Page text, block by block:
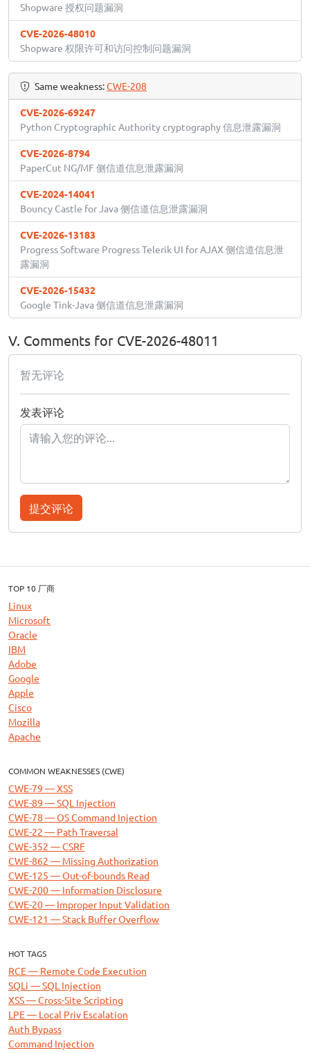
Shopware 授权问题漏洞
CVE-2026-48010
Shopware 权限许可和访问控制问题漏洞
Same weakness:CWE-208
CVE-2026-69247
Python Cryptographic Authority cryptography 信息泄露漏洞
CVE-2026-8794
PaperCut NG/MF 侧信道信息泄露漏洞
CVE-2024-14041
Bouncy Castle for Java 侧信道信息泄露漏洞
CVE-2026-13183
Progress Software Progress Telerik UI for AJAX 侧信道信息泄
露漏洞
CVE-2026-15432
Google Tink-Java 侧信道信息泄露漏洞
V. Comments for CVE-2026-48011
暂无评论
发表评论
提交评论
TOP 10 厂商
Linux
Microsoft
Oracle
IBM
Adobe
Google
Apple
Cisco
Mozilla
Apache
COMMON WEAKNESSES (CWE)
CWE-79 — XSS
CWE-89 — SQL Injection
CWE-78 — OS Command Injection
CWE-22 — Path Traversal
CWE-352 — CSRF
CWE-862 — Missing Authorization
CWE-125 — Out-of-bounds Read
CWE-200 — Information Disclosure
CWE-20 — Improper Input Validation
CWE-121 — Stack Buffer Overflow
HOT TAGS
RCE — Remote Code Execution
SQLi — SQL Injection
XSS — Cross-Site Scripting
LPE — Local Priv Escalation
Auth Bypass
Command Injection